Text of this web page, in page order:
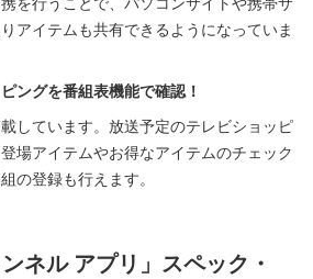
アイテムも共有できるようになっていま
ングを番組表機能で確認！
しています。放送予定のテレビショッピ
場アイテムやお得なアイテムのチェック
の登録も行えます。
ネル アプリ」スペック・